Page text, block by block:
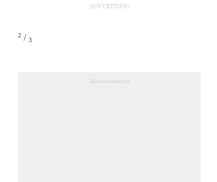
ADVERTISING
2 / 3
Advertisements